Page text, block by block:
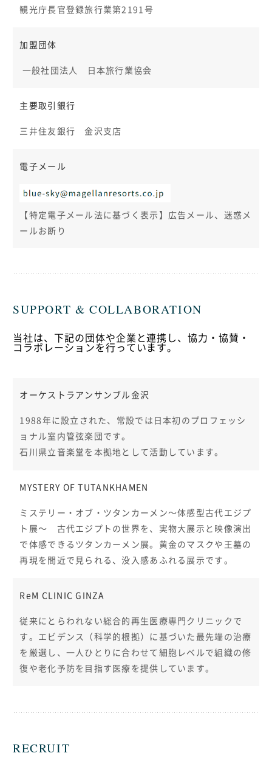
観光庁長官登録旅行業第2191号
加盟団体
一般社団法人 日本旅行業協会
主要取引銀行
三井住友銀行 金沢支店
電子メール
【特定電子メール法に基づく表示】広告メール、迷惑メ
ールお断り
SUPPORT & COLLABORATION
当社は、下記の団体や企業と連携し、協力・協賛・
コラボレーションを行っています。
オーケストラアンサンブル金沢
1988年に設立された、常設では日本初のプロフェッシ
ョナル室内管弦楽団です。
石川県立音楽堂を本拠地として活動しています。
MYSTERY OF TUTANKHAMEN
ミステリー・オブ・ツタンカーメン〜体感型古代エジプ
ト展〜 古代エジプトの世界を、実物大展示と映像演出
で体感できるツタンカーメン展。黄金のマスクや王墓の
再現を間近で見られる、没入感あふれる展示です。
ReM CLINIC GINZA
従来にとらわれない総合的再生医療専門クリニックで
す。エビデンス（科学的根拠）に基づいた最先端の治療
を厳選し、一人ひとりに合わせて細胞レベルで組織の修
復や老化予防を目指す医療を提供しています。
RECRUIT